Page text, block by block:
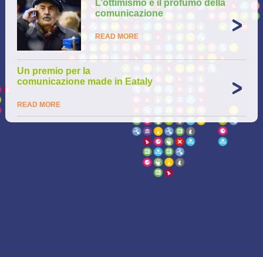
L’ottimismo è il profumo della
comunicazione
READ MORE
Un premio per la
comunicazione made in Eataly
READ MORE